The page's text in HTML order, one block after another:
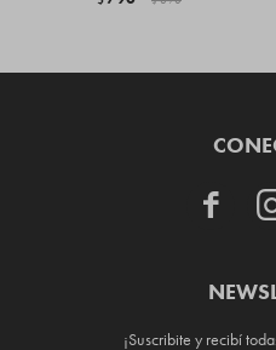

¡Suscribite y recibí